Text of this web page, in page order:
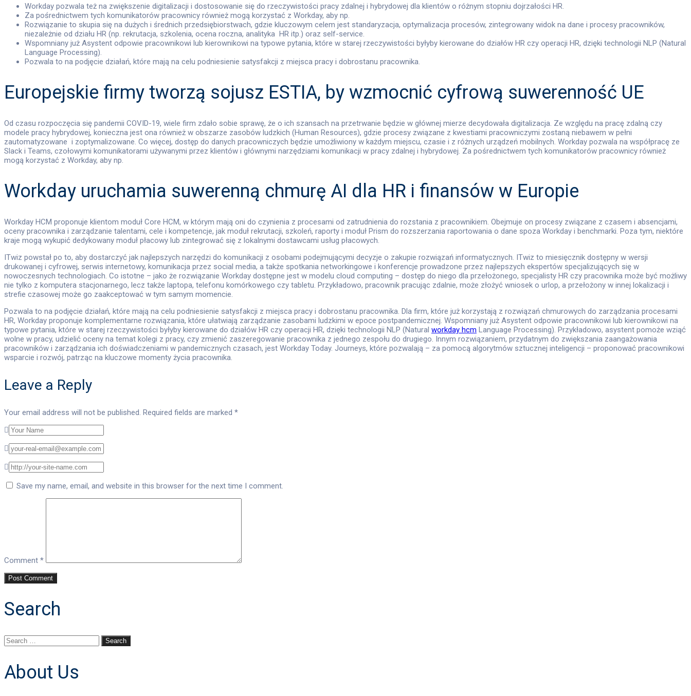
Workday pozwala też na zwiększenie digitalizacji i dostosowanie się do rzeczywistości pracy zdalnej i hybrydowej dla klientów o różnym stopniu dojrzałości HR.
Za pośrednictwem tych komunikatorów pracownicy również mogą korzystać z Workday, aby np.
Rozwiązanie to skupia się na dużych i średnich przedsiębiorstwach, gdzie kluczowym celem jest standaryzacja, optymalizacja procesów, zintegrowany widok na dane i procesy pracowników,
niezależnie od działu HR (np. rekrutacja, szkolenia, ocena roczna, analityka HR itp.) oraz self-service.
Wspomniany już Asystent odpowie pracownikowi lub kierownikowi na typowe pytania, które w starej rzeczywistości byłyby kierowane do działów HR czy operacji HR, dzięki technologii NLP (Natural
Language Processing).
Pozwala to na podjęcie działań, które mają na celu podniesienie satysfakcji z miejsca pracy i dobrostanu pracownika.
Europejskie firmy tworzą sojusz ESTIA, by wzmocnić cyfrową suwerenność UE
Od czasu rozpoczęcia się pandemii COVID-19, wiele firm zdało sobie sprawę, że o ich szansach na przetrwanie będzie w głównej mierze decydowała digitalizacja. Ze względu na pracę zdalną czy
modele pracy hybrydowej, konieczna jest ona również w obszarze zasobów ludzkich (Human Resources), gdzie procesy związane z kwestiami pracowniczymi zostaną niebawem w pełni
zautomatyzowane i zoptymalizowane. Co więcej, dostęp do danych pracowniczych będzie umożliwiony w każdym miejscu, czasie i z różnych urządzeń mobilnych. Workday pozwala na współpracę ze
Slack i Teams, czołowymi komunikatorami używanymi przez klientów i głównymi narzędziami komunikacji w pracy zdalnej i hybrydowej. Za pośrednictwem tych komunikatorów pracownicy również
mogą korzystać z Workday, aby np.
Workday uruchamia suwerenną chmurę AI dla HR i finansów w Europie
Workday HCM proponuje klientom moduł Core HCM, w którym mają oni do czynienia z procesami od zatrudnienia do rozstania z pracownikiem. Obejmuje on procesy związane z czasem i absencjami,
oceny pracownika i zarządzanie talentami, cele i kompetencje, jak moduł rekrutacji, szkoleń, raporty i moduł Prism do rozszerzania raportowania o dane spoza Workday i benchmarki. Poza tym, niektóre
kraje mogą wykupić dedykowany moduł płacowy lub zintegrować się z lokalnymi dostawcami usług płacowych.
ITwiz powstał po to, aby dostarczyć jak najlepszych narzędzi do komunikacji z osobami podejmującymi decyzje o zakupie rozwiązań informatycznych. ITwiz to miesięcznik dostępny w wersji
drukowanej i cyfrowej, serwis internetowy, komunikacja przez social media, a także spotkania networkingowe i konferencje prowadzone przez najlepszych ekspertów specjalizujących się w
nowoczesnych technologiach. Co istotne – jako że rozwiązanie Workday dostępne jest w modelu cloud computing – dostęp do niego dla przełożonego, specjalisty HR czy pracownika może być możliwy
nie tylko z komputera stacjonarnego, lecz także laptopa, telefonu komórkowego czy tabletu. Przykładowo, pracownik pracując zdalnie, może złożyć wniosek o urlop, a przełożony w innej lokalizacji i
strefie czasowej może go zaakceptować w tym samym momencie.
Pozwala to na podjęcie działań, które mają na celu podniesienie satysfakcji z miejsca pracy i dobrostanu pracownika. Dla firm, które już korzystają z rozwiązań chmurowych do zarządzania procesami
HR, Workday proponuje komplementarne rozwiązania, które ułatwiają zarządzanie zasobami ludzkimi w epoce postpandemicznej. Wspomniany już Asystent odpowie pracownikowi lub kierownikowi na
typowe pytania, które w starej rzeczywistości byłyby kierowane do działów HR czy operacji HR, dzięki technologii NLP (Natural workday hcm Language Processing). Przykładowo, asystent pomoże wziąć
wolne w pracy, udzielić oceny na temat kolegi z pracy, czy zmienić zaszeregowanie pracownika z jednego zespołu do drugiego. Innym rozwiązaniem, przydatnym do zwiększania zaangażowania
pracowników i zarządzania ich doświadczeniami w pandemicznych czasach, jest Workday Today. Journeys, które pozwalają – za pomocą algorytmów sztucznej inteligencji – proponować pracownikowi
wsparcie i rozwój, patrząc na kluczowe momenty życia pracownika.
Leave a Reply
Your email address will not be published. Required fields are marked *
Save my name, email, and website in this browser for the next time I comment.
Comment *
Search
About Us